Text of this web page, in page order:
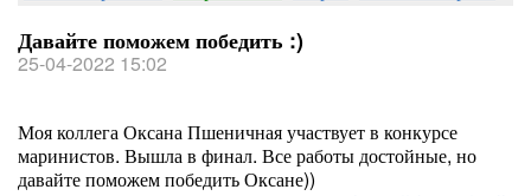
Давайте поможем победить :)
25-04-2022 15:02
Моя коллега Оксана Пшеничная участвует в конкурсе
маринистов. Вышла в финал. Все работы достойные, но
давайте поможем победить Оксане))